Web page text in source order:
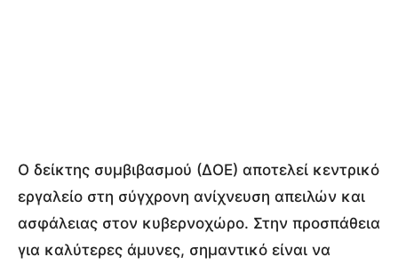
Ο δείκτης συμβιβασμού (ΔΟΕ) αποτελεί κεντρικό
εργαλείο στη σύγχρονη ανίχνευση απειλών και
ασφάλειας στον κυβερνοχώρο. Στην προσπάθεια
για καλύτερες άμυνες, σημαντικό είναι να